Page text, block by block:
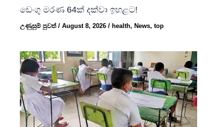
ඩෙංගු මරණ 64ක් දක්වා ඉහළට!
උණුසුම් පුවත්/August 8, 2026/ health, News,top